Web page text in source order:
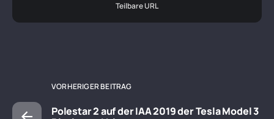
Teilbare URL
VORHERIGER BEITRAG
Polestar 2 auf der IAA 2019 der Tesla Model 3